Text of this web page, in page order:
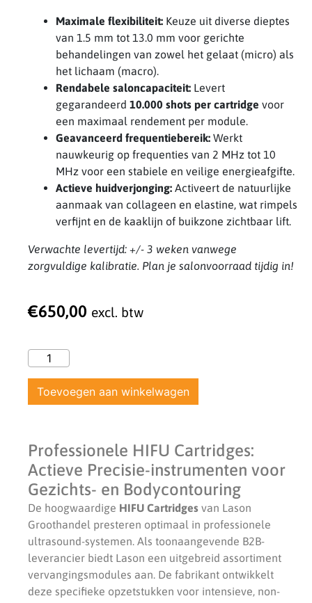
Maximale flexibiliteit: Keuze uit diverse dieptes
van 1.5 mm tot 13.0 mm voor gerichte
behandelingen van zowel het gelaat (micro) als
het lichaam (macro).
Rendabele saloncapaciteit: Levert
gegarandeerd 10.000 shots per cartridge voor
een maximaal rendement per module.
Geavanceerd frequentiebereik: Werkt
nauwkeurig op frequenties van 2 MHz tot 10
MHz voor een stabiele en veilige energieafgifte.
Actieve huidverjonging: Activeert de natuurlijke
aanmaak van collageen en elastine, wat rimpels
verfijnt en de kaaklijn of buikzone zichtbaar lift.
Verwachte levertijd: +/- 3 weken vanwege
zorgvuldige kalibratie. Plan je salonvoorraad tijdig in!
€650,00 excl. btw
Toevoegen aan winkelwagen
Professionele HIFU Cartridges:
Actieve Precisie-instrumenten voor
Gezichts- en Bodycontouring
De hoogwaardige HIFU Cartridges van Lason
Groothandel presteren optimaal in professionele
ultrasound-systemen. Als toonaangevende B2B-
leverancier biedt Lason een uitgebreid assortiment
vervangingsmodules aan. De fabrikant ontwikkelt
deze specifieke opzetstukken voor intensieve, non-